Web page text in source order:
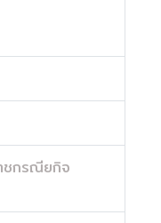
ชกรณียกิจ